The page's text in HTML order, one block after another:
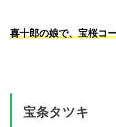
喜十郎の娘で、宝桜コ
宝条タツキ